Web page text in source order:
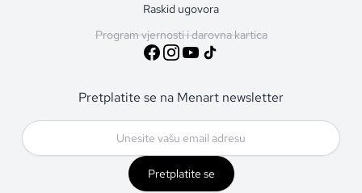
Raskid ugovora
Program vjernosti i darovna kartica
Pretplatite se na Menart newsletter
Pretplatite se